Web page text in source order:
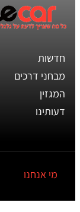
חדשות
מבחני דרכים
המגזין
דעותינו
מי אנחנו